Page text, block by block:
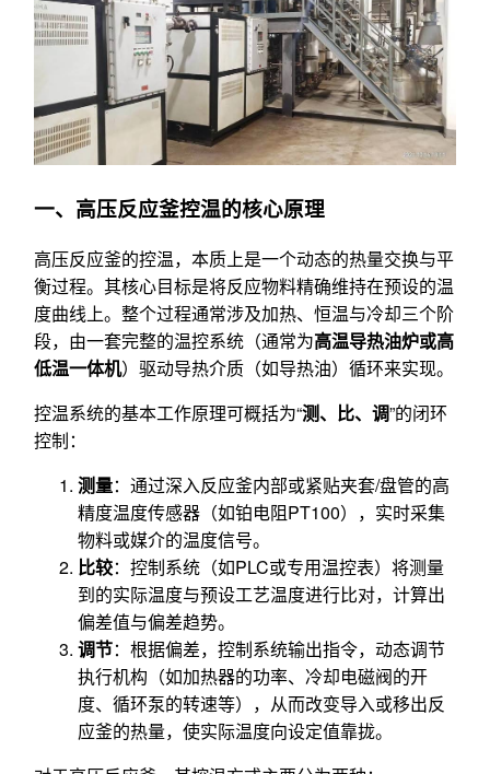
一、高压反应釜控温的核心原理
高压反应釜的控温，本质上是一个动态的热量交换与平
衡过程。其核心目标是将反应物料精确维持在预设的温
度曲线上。整个过程通常涉及加热、恒温与冷却三个阶
段，由一套完整的温控系统（通常为高温导热油炉或高
低温一体机）驱动导热介质（如导热油）循环来实现。
控温系统的基本工作原理可概括为“测、比、调”的闭环
控制：
测量：通过深入反应釜内部或紧贴夹套/盘管的高
精度温度传感器（如铂电阻PT100），实时采集
物料或媒介的温度信号。
比较：控制系统（如PLC或专用温控表）将测量
到的实际温度与预设工艺温度进行比对，计算出
偏差值与偏差趋势。
调节：根据偏差，控制系统输出指令，动态调节
执行机构（如加热器的功率、冷却电磁阀的开
度、循环泵的转速等），从而改变导入或移出反
应釜的热量，使实际温度向设定值靠拢。